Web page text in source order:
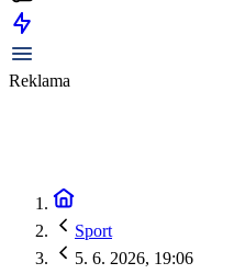
Reklama
Sport
5. 6. 2026, 19:06